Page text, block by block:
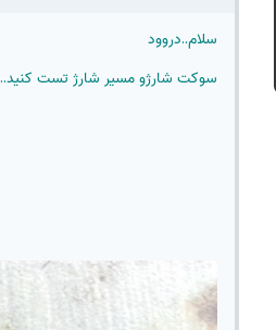
سلام..دروود
سوکت شارژو مسیر شارژ تست کنید..